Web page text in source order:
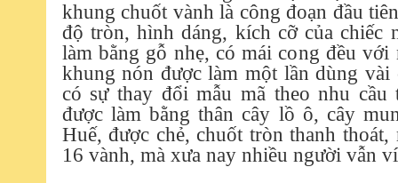
khung chuốt vành là công đoạn đầu
độ tròn, hình dáng, kích cỡ của chiếc
làm bằng gỗ nhẹ, có mái cong đều
khung nón được làm một lần dùng vài
có sự thay đổi mẫu mã theo nhu
được làm bằng thân cây lồ ô, cây
Huế, được chẻ, chuốt tròn thanh
16 vành, mà xưa nay nhiều người vẫn